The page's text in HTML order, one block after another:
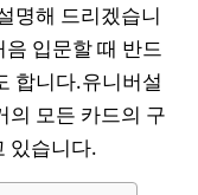
명해 드리겠습니
입문할 때 반드
합니다.유니버설
의 모든 카드의 구
있습니다.